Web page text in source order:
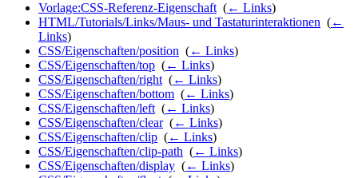
Vorlage:CSS-Referenz-Eigenschaft (← Links)
HTML/Tutorials/Links/Maus- und Tastaturinteraktionen (←
Links)
CSS/Eigenschaften/position (← Links)
CSS/Eigenschaften/top (← Links)
CSS/Eigenschaften/right (← Links)
CSS/Eigenschaften/bottom (← Links)
CSS/Eigenschaften/left (← Links)
CSS/Eigenschaften/clear‎ (← Links)
CSS/Eigenschaften/clip (← Links)
CSS/Eigenschaften/clip-path (← Links)
CSS/Eigenschaften/display (← Links)